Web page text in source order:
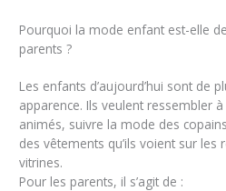
Pourquoi la mode enfant est-elle
parents ?
Les enfants d’aujourd’hui sont de
apparence. Ils veulent ressembler
animés, suivre la mode des
des vêtements qu’ils voient sur les
vitrines.
Pour les parents, il s’agit de :